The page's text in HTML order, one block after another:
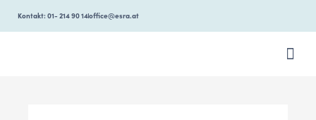
Kontakt: 01- 214 90 14office@esra.at